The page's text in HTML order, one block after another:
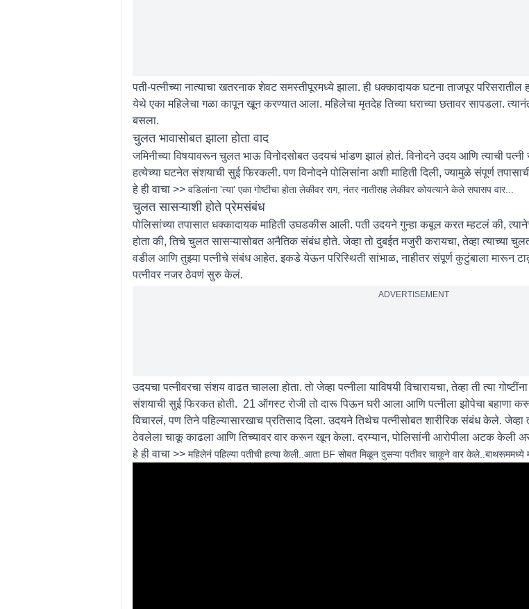
पती-पत्नीच्या नात्याचा खतरनाक शेवट समस्तीपूरमध्ये झाला. ही धक्कादायक घटना ताजपूर परिसरातील
येथे एका महिलेचा गळा कापून खून करण्यात आला. महिलेचा मृतदेह तिच्या घराच्या छतावर सापडला.
बसला.
चुलत भावासोबत झाला होता वाद
जमिनीच्या विषयावरून चुलत भाऊ विनोदसोबत उदयचं भांडण झालं होतं. विनोदने उदय आणि त्याची पत्नी
हत्येच्या घटनेत संशयाची सुई फिरकली. पण विनोदने पोलिसांना अशी माहिती दिली, ज्यामुळे संपूर्ण
हे ही वाचा >> वडिलांना 'त्या' एका गोष्टीचा होता लेकीवर राग, नंतर नातीसह लेकीवर कोयत्याने केले सपासप वार...
चुलत सासऱ्याशी होते प्रेमसंबंध
पोलिसांच्या तपासात धक्कादायक माहिती उघडकीस आली. पती उदयने गुन्हा कबूल करत म्हटलं की,
होता की, तिचे चुलत सासऱ्यासोबत अनैतिक संबंध होते. जेव्हा तो दुबईत मजुरी करायचा, तेव्हा त्याच्या
वडील आणि तुझ्या पत्नीचे संबंध आहेत. इकडे येऊन परिस्थिती सांभाळ, नाहीतर संपूर्ण कुटुंबाला मारून
पत्नीवर नजर ठेवणं सुरु केलं.
ADVERTISEMENT
उदयचा पत्नीवरचा संशय वाढत चालला होता. तो जेव्हा पत्नीला याविषयी विचारायचा, तेव्हा ती त्या
संशयाची सुई फिरकत होती. 21 ऑगस्ट रोजी तो दारू पिऊन घरी आला आणि पत्नीला झोपेचा बहाणा
विचारलं, पण तिने पहिल्यासारखाच प्रतिसाद दिला. उदयने तिथेच पत्नीसोबत शारीरिक संबंध केले. जेव्हा
ठेवलेला चाकू काढला आणि तिच्यावर वार करून खून केला. दरम्यान, पोलिसांनी आरोपीला अटक केली
हे ही वाचा >> महिलेनं पहिल्या पतीची हत्या केली..आता BF सोबत मिळून दुसऱ्या पतीवर चाकूने वार केले..बाथरूममध्ये